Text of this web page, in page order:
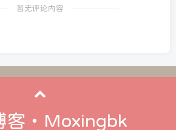
暂无评论内容
客・Moxingbk